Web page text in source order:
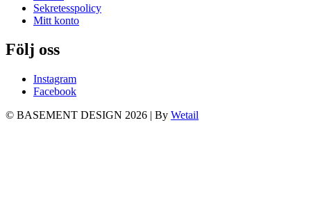
Sekretesspolicy
Mitt konto
Följ oss
Instagram
Facebook
© BASEMENT DESIGN 2026 | By Wetail